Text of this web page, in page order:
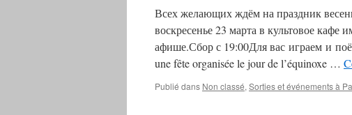
Всех желающих ждём на праздник
воскресенье 23 марта в культовое
афише.Сбор с 19:00Для вас играем и
une fête organisée le jour de l’équinoxe …
Publié dans Non classé, Sorties et événements à